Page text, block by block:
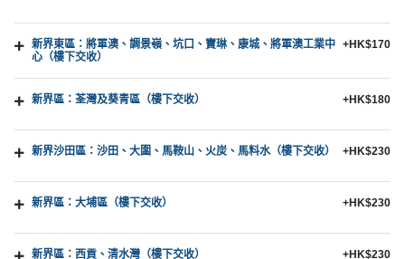
新界東區：將軍澳、調景嶺、坑口、寶琳、康城、將軍澳工業中
心（樓下交收）
+HK$170
新界區：荃灣及葵青區（樓下交收） +HK$180
新界沙田區：沙田、大圍、馬鞍山、火炭、馬料水（樓下交收） +HK$230
新界區：大埔區（樓下交收） +HK$230
新界區：西貢、清水灣（樓下交收） +HK$230